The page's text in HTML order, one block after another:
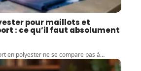
pour maillots et
: ce qu’il faut absolument
en polyester ne se compare pas à…